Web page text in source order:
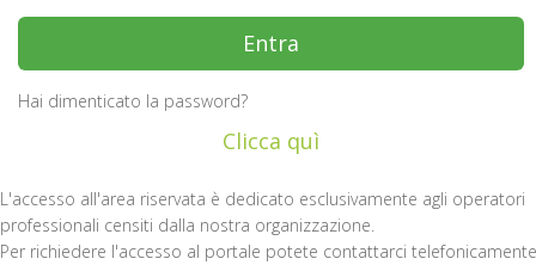
Hai dimenticato la password?
Clicca quì
L'accesso all'area riservata è dedicato esclusivamente agli operatori
professionali censiti dalla nostra organizzazione.
Per richiedere l'accesso al portale potete contattarci telefonicamente